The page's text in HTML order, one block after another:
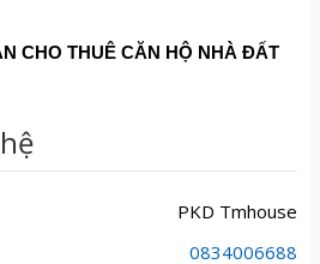
CHO THUÊ CĂN HỘ NHÀ ĐẤT
PKD Tmhouse
0834006688